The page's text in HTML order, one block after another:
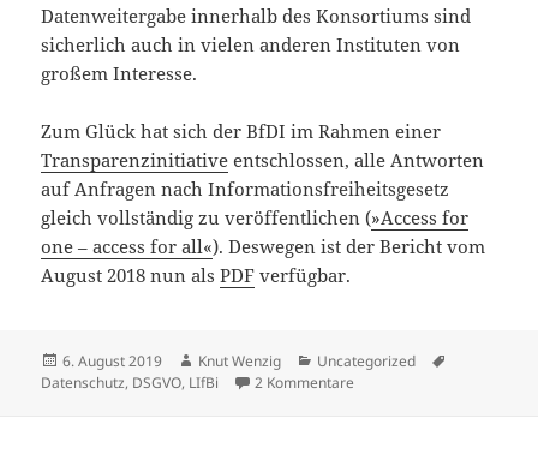
Datenweitergabe innerhalb des Konsortiums sind
sicherlich auch in vielen anderen Instituten von
großem Interesse.
Zum Glück hat sich der BfDI im Rahmen einer
Transparenzinitiative entschlossen, alle Antworten
auf Anfragen nach Informationsfreiheitsgesetz
gleich vollständig zu veröffentlichen (»Access for
one – access for all«). Deswegen ist der Bericht vom
August 2018 nun alsPDF verfügbar.
Veröffentlicht
am
6. August 2019 Autor
Knut Wenzig Kategorien
Uncategorized
Datenschutz, DSGVO, LIfBi 2 Kommentare